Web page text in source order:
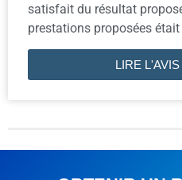
satisfait du résultat
prestations proposées était
LIRE